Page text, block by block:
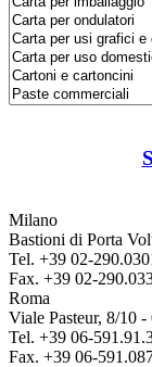
Milano
Bastioni di Porta
Tel. +39 02-
Fax. +39 02-
Roma
Viale Pasteur, 8/10
Tel. +39 06-
Fax. +39 06-